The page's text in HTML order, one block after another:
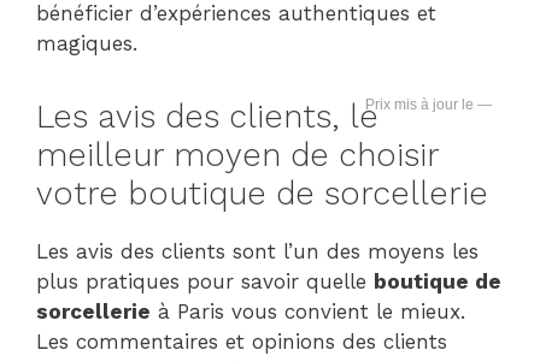
bénéficier d’expériences authentiques et
magiques.
—
Les avis des clients, le
meilleur moyen de choisir
votre boutique de sorcellerie
Les avis des clients sont l’un des moyens les
plus pratiques pour savoir quelle boutique de
sorcellerie à Paris vous convient le mieux.
Les commentaires et opinions des clients